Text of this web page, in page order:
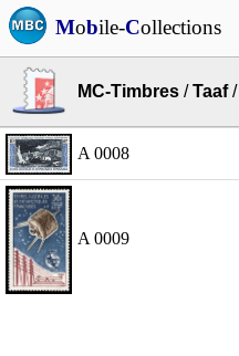
Mobile-Collections
MC-Timbres /Taaf/
A 0008
A 0009